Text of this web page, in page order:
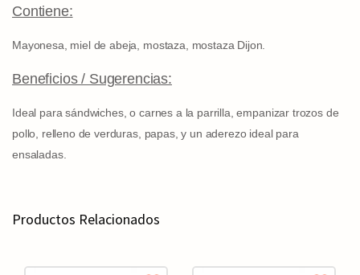
Contiene:
Mayonesa, miel de abeja, mostaza, mostaza Dijon.
Beneficios / Sugerencias:
Ideal para sándwiches, o carnes a la parrilla, empanizar trozos de
pollo, relleno de verduras, papas, y un aderezo ideal para
ensaladas.
Productos Relacionados